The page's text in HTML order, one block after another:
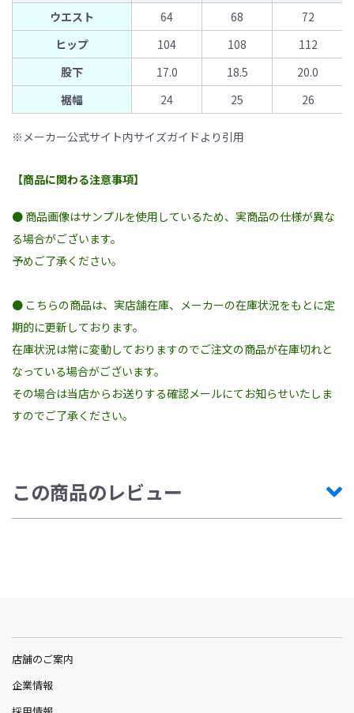
ウエスト
64 68
72
ヒップ
104 108
112
股下
17.0 18.5
20.0
裾幅
24 25 26
※メーカー公式サイト内サイズガイドより引用
【商品に関わる注意事項】
● 商品画像はサンプルを使用しているため、実商品の仕様が異な
る場合がございます。
予めご了承ください。
● こちらの商品は、実店舗在庫、メーカーの在庫状況をもとに定
期的に更新しております。
在庫状況は常に変動しておりますのでご注文の商品が在庫切れと
なっている場合がございます。
その場合は当店からお送りする確認メールにてお知らせいたしま
すのでご了承ください。
この商品のレビュー
店舗のご案内
企業情報